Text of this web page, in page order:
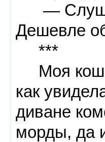
—
Дешевле
***
Моя
как
диване
морды, да